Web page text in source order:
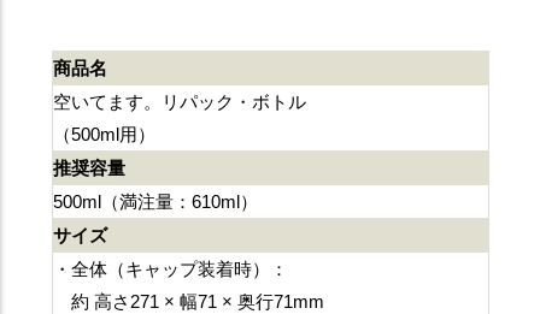
商品名
空いてます。リパック・ボトル
（500ml用）
推奨容量
500ml（満注量：610ml）
サイズ
・全体（キャップ装着時）：
約 高さ271 × 幅71 × 奥行71mm